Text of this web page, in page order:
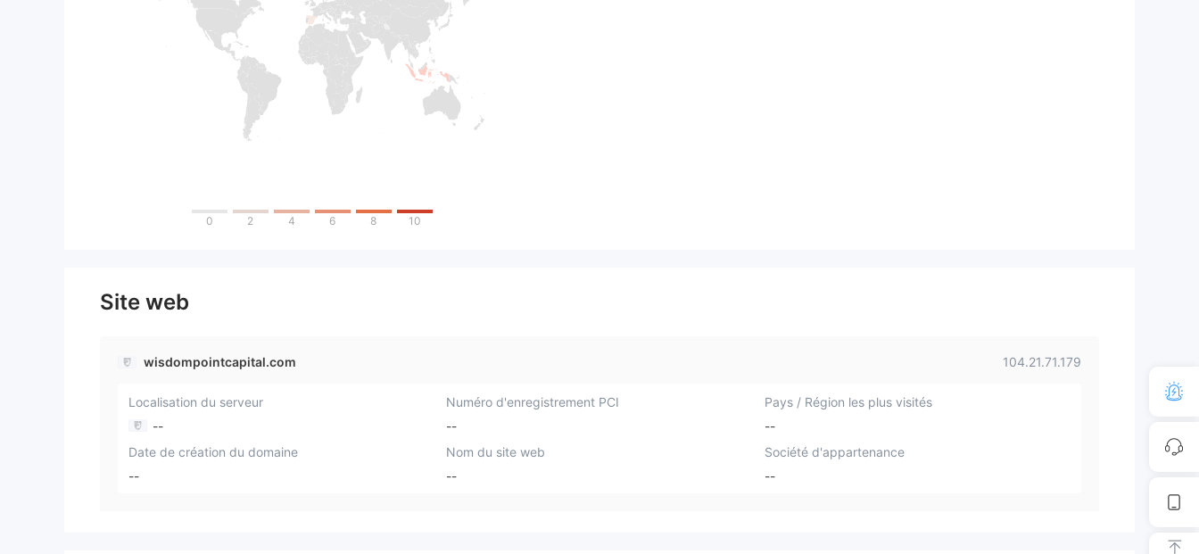
0 2 4 6 8 10
Site web
wisdompointcapital.com 104.21.71.179
Localisation du serveur
--
Numéro d'enregistrement PCI
--
Pays / Région les plus visités
--
Date de création du domaine
--
Nom du site web
--
Société d'appartenance
--